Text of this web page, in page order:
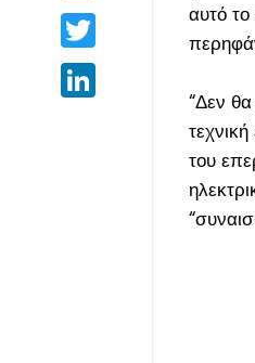
Twitter
LinkedIn
αυτό το
“Δεν
του